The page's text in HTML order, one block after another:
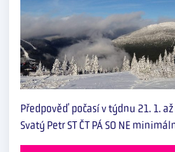
Předpověď počasí v týdnu 21. 1.
Svatý Petr ST ČT PÁ SO NE